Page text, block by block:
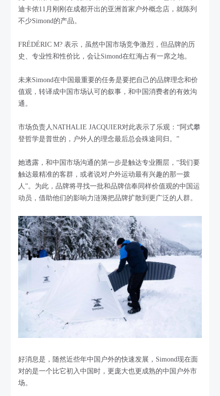
迪卡侬11月刚刚在成都开出的亚洲首家户外概念店，就陈列
不少Simond的产品。
FRÉDÉRIC M? 表示，虽然中国市场竞争激烈，但品牌的历
史、专业性和性价比，会让Simond在红海占有一席之地。
未来Simond在中国最重要的任务是要把自己的品牌理念和价
值观，转译成中国市场认可的叙事，和中国消费者的有效沟
通。
市场负责人NATHALIE JACQUIER对此表示了乐观：“阿式攀
登哲学是普世的，户外人的理念最后总会殊途同归。”
她透露，和中国市场沟通的第一步是触达专业圈层，“我们要
触达最精准的客群，或者说对户外运动最有兴趣的那一拨
人”。为此，品牌将寻找一批和品牌信奉同样价值观的中国运
动员，借助他们的影响力涟漪把品牌扩散到更广泛的人群。
好消息是，随然近些年中国户外的快速发展，Simond现在面
对的是一个比它初入中国时，更庞大也更成熟的中国户外市
场。